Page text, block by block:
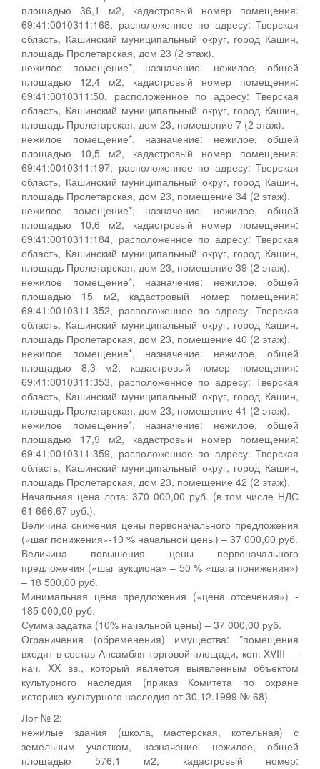
площадью 36,1 м2, кадастровый номер помещения:
69:41:0010311:168, расположенное по адресу: Тверская
область, Кашинский муниципальный округ, город Кашин,
площадь Пролетарская, дом 23 (2 этаж).
нежилое помещение*, назначение: нежилое, общей
площадью 12,4 м2, кадастровый номер помещения:
69:41:0010311:50, расположенное по адресу: Тверская
область, Кашинский муниципальный округ, город Кашин,
площадь Пролетарская, дом 23, помещение 7 (2 этаж).
нежилое помещение*, назначение: нежилое, общей
площадью 10,5 м2, кадастровый номер помещения:
69:41:0010311:197, расположенное по адресу: Тверская
область, Кашинский муниципальный округ, город Кашин,
площадь Пролетарская, дом 23, помещение 34 (2 этаж).
нежилое помещение*, назначение: нежилое, общей
площадью 10,6 м2, кадастровый номер помещения:
69:41:0010311:184, расположенное по адресу: Тверская
область, Кашинский муниципальный округ, город Кашин,
площадь Пролетарская, дом 23, помещение 39 (2 этаж).
нежилое помещение*, назначение: нежилое, общей
площадью 15 м2, кадастровый номер помещения:
69:41:0010311:352, расположенное по адресу: Тверская
область, Кашинский муниципальный округ, город Кашин,
площадь Пролетарская, дом 23, помещение 40 (2 этаж).
нежилое помещение*, назначение: нежилое, общей
площадью 8,3 м2, кадастровый номер помещения:
69:41:0010311:353, расположенное по адресу: Тверская
область, Кашинский муниципальный округ, город Кашин,
площадь Пролетарская, дом 23, помещение 41 (2 этаж).
нежилое помещение*, назначение: нежилое, общей
площадью 17,9 м2, кадастровый номер помещения:
69:41:0010311:359, расположенное по адресу: Тверская
область, Кашинский муниципальный округ, город Кашин,
площадь Пролетарская, дом 23, помещение 42 (2 этаж).
Начальная цена лота: 370 000,00 руб. (в том числе НДС
61 666,67 руб.).
Величина снижения цены первоначального предложения
(«шаг понижения»-10 % начальной цены) – 37 000,00 руб.
Величина повышения цены первоначального
предложения («шаг аукциона» – 50 % «шага понижения»)
– 18 500,00 руб.
Минимальная цена предложения («цена отсечения») -
185 000,00 руб.
Сумма задатка (10% начальной цены) – 37 000,00 руб.
Ограничения (обременения) имущества: *помещения
входят в состав Ансамбля торговой площади, кон. XVIII —
нач. XX вв., который является выявленным объектом
культурного наследия (приказ Комитета по охране
историко-культурного наследия от 30.12.1999 № 68).
Лот № 2:
нежилые здания (школа, мастерская, котельная) с
земельным участком, назначение: нежилое, общей
площадью 576,1 м2, кадастровый номер: